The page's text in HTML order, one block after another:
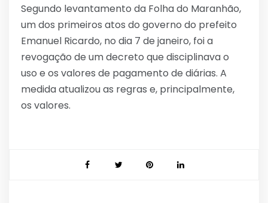
Segundo levantamento da Folha do Maranhão,
um dos primeiros atos do governo do prefeito
Emanuel Ricardo, no dia 7 de janeiro, foi a
revogação de um decreto que disciplinava o
uso e os valores de pagamento de diárias. A
medida atualizou as regras e, principalmente,
os valores.